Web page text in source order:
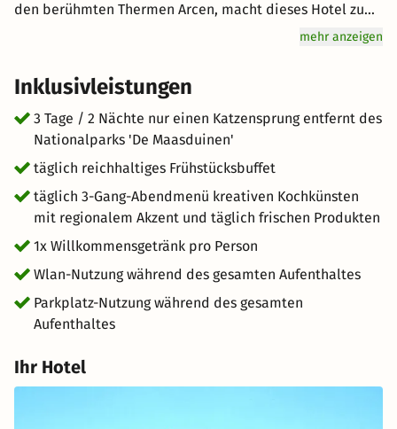
den berühmten Thermen Arcen, macht dieses Hotel zu
einem idealen Ziel für Wellness- und Naturliebhaber.
einzigartige Flusslandschaft, besuchen Sie die
Schlossgärten Arcen oder gönnen Sie sich einen
Wellnesstag in den nahegelegenen Thermalbädern. Die
Region bietet zahlreiche Möglichkeiten für Erholung,
Bewegung und Kultur. Ein perfekter Ort für ein Wellness-
Wochenende in Holland, einen romantischen Ausflug zu
zweit oder einen naturnahen Kurztrip – nur wenige
Kilometer von der deutschen Grenze entfernt.
mehr anzeigen
Inklusivleistungen
3 Tage / 2 Nächte nur einen Katzensprung entfernt des
Nationalparks 'De Maasduinen'
täglich reichhaltiges Frühstücksbuffet
täglich 3-Gang-Abendmenü kreativen Kochkünsten
mit regionalem Akzent und täglich frischen Produkten
1x Willkommensgetränk pro Person
Wlan-Nutzung während des gesamten Aufenthaltes
Parkplatz-Nutzung während des gesamten
Aufenthaltes
Ihr Hotel